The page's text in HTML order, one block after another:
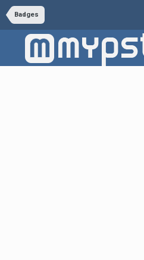
Badges